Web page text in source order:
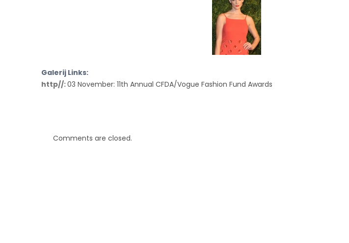
Galerij Links:
http//:03 November: 11th Annual CFDA/Vogue Fashion Fund Awards
Comments are closed.